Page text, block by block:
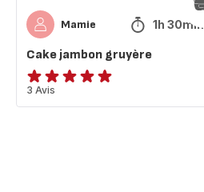
Mamie 1h 30min
Cake jambon gruyère
Avis
5
3 Avis